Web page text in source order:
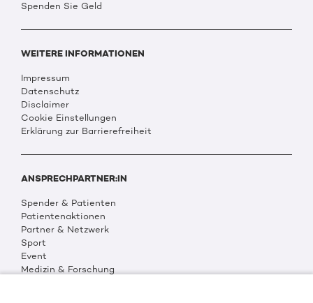
Spenden Sie Geld
WEITERE INFORMATIONEN
Impressum
Datenschutz
Disclaimer
Cookie Einstellungen
Erklärung zur Barrierefreiheit
ANSPRECHPARTNER:IN
Spender & Patienten
Patientenaktionen
Partner & Netzwerk
Sport
Event
Medizin & Forschung